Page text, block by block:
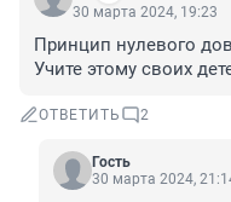
30 марта 2024, 19:23
Принцип нулевого
Учите этому своих
ОТВЕТИТЬ 2
Гость
30 марта 2024,